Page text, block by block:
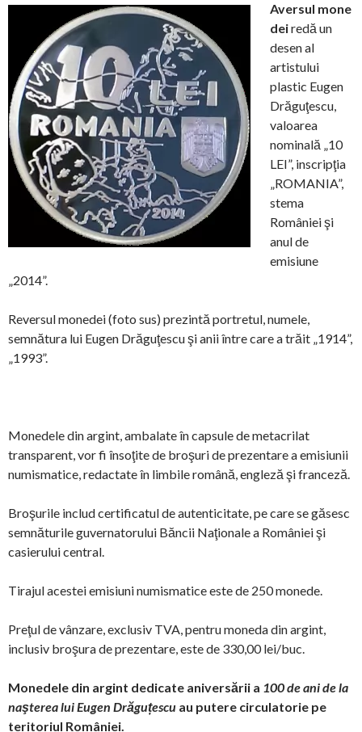
Aversul mone
deiredă un
desen al
artistului
plastic Eugen
Drăguţescu,
valoarea
nominală „10
LEI”, inscripţia
„ROMANIA”,
stema
României şi
anul de
emisiune
„2014”.
Reversulmonedei (foto sus) prezintă portretul, numele,
semnătura lui Eugen Drăguţescu şi anii între care a trăit „1914”,
„1993”.
Monedele din argint, ambalate în capsule de metacrilat
transparent, vor fi însoţite de broşuri de prezentare a emisiunii
numismatice, redactate în limbile română, engleză şi franceză.
Broşurile includ certificatul de autenticitate, pe care se găsesc
semnăturile guvernatorului Băncii Naţionale a României şi
casierului central.
Tirajul acestei emisiuni numismatice este de 250 monede.
Preţul de vânzare, exclusiv TVA, pentru moneda din argint,
inclusiv broşura de prezentare, este de 330,00 lei/buc.
Monedele din argint dedicate aniversării a 100 de ani de la
naşterea lui Eugen Drăguțescu au putere circulatorie pe
teritoriul României.